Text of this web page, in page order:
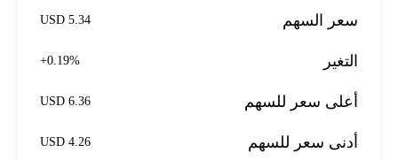
سعر السهم 5.34 USD
التغير +0.19%
أعلى سعر للسهم 6.36 USD
أدنى سعر للسهم 4.26 USD